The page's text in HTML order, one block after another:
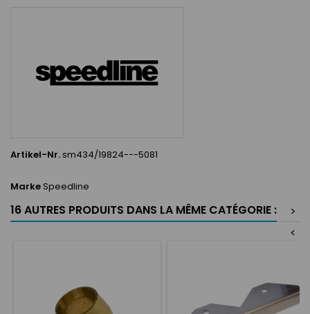
Artikel-Nr. sm434/19824---5081
Marke Speedline
16 AUTRES PRODUITS DANS LA MÊME CATÉGORIE :
>
<